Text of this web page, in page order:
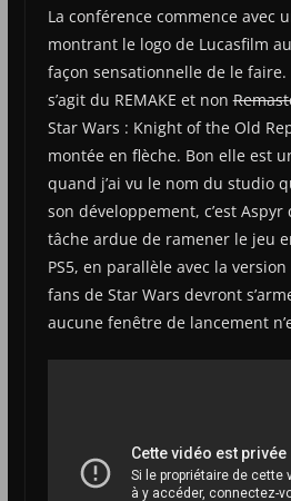
La conférence commence avec
montrant le logo de Lucasfilm
façon sensationnelle de le faire.
s’agit du REMAKE et non
Star Wars : Knight of the Old
montée en flèche. Bon elle est
quand j’ai vu le nom du studio
son développement, c’est
tâche ardue de ramener le jeu
PS5, en parallèle avec la
fans de Star Wars devront
aucune fenêtre de lancement